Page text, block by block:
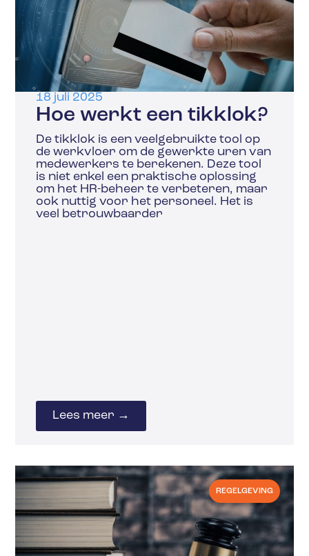
18 juli 2025
Hoe werkt een tikklok?
De tikklok is een veelgebruikte tool op
de werkvloer om de gewerkte uren van
medewerkers te berekenen. Deze tool
is niet enkel een praktische oplossing
om het HR-beheer te verbeteren, maar
ook nuttig voor het personeel. Het is
veel betrouwbaarder
Lees meer →
REGELGEVING